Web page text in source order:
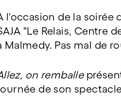
l'occasion de la soirée
"Le Relais, Centre
Malmedy. Pas mal de
on remballe
de son